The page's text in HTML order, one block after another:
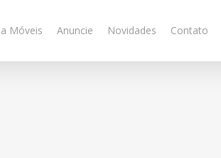
Móveis Anuncie Novidades Contato